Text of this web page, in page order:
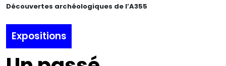
Découvertes archéologiques de l’A355
Expositions